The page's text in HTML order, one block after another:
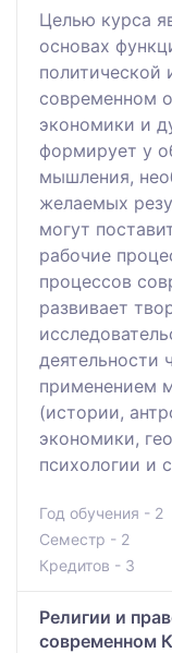
Целью курса
основах
политической
современном
экономики и
формирует у
мышления,
желаемых
могут
рабочие
процессов
развивает
деятельности
применением
(истории,
экономики,
психологии и
Год обучения - 2
Семестр - 2
Кредитов - 3
Религии и
современном